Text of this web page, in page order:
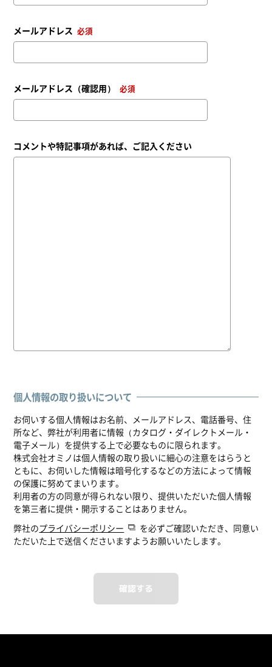
メールアドレス 必須
メールアドレス（確認用） 必須
コメントや特記事項があれば、ご記入ください
個人情報の取り扱いについて
お伺いする個人情報はお名前、メールアドレス、電話番号、住
所など、弊社が利用者に情報（カタログ・ダイレクトメール・
電子メール）を提供する上で必要なものに限られます。
株式会社オミノは個人情報の取り扱いに細心の注意をはらうと
ともに、お伺いした情報は暗号化するなどの方法によって情報
の保護に努めてまいります。
利用者の方の同意が得られない限り、提供いただいた個人情報
を第三者に提供・開示することはありません。
弊社のプライバシーポリシー
を必ずご確認いただき、同意い
ただいた上で送信くださいますようお願いいたします。
確認する